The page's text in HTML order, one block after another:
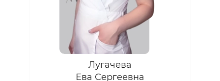
Лугачева
Ева Сергеевна